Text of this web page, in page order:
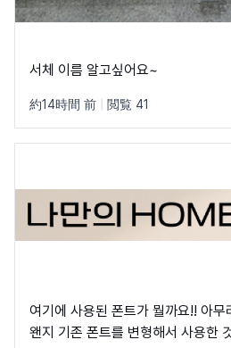
서체 이름 알고싶어요~
約14時間 前 閲覧 41
여기에 사용된 폰트가 뭘까요!! 아무
왠지 기존 폰트를 변형해서 사용한